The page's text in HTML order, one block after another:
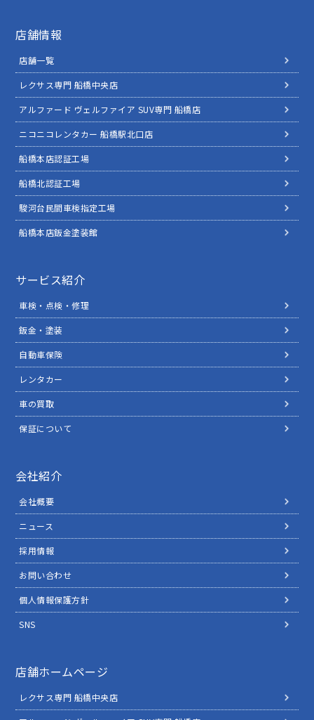
店舗情報
店舗一覧
レクサス専門 船橋中央店
アルファード ヴェルファイア SUV専門 船橋店
ニコニコレンタカー 船橋駅北口店
船橋本店認証工場
船橋北認証工場
駿河台民間車検指定工場
船橋本店鈑金塗装館
サービス紹介
車検・点検・修理
鈑金・塗装
自動車保険
レンタカー
車の買取
保証について
会社紹介
会社概要
ニュース
採用情報
お問い合わせ
個人情報保護方針
SNS
店舗ホームページ
レクサス専門 船橋中央店